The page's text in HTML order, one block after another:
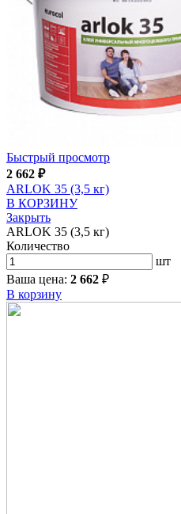
Быстрый просмотр
2 662 ₽
ARLOK 35 (3,5 кг)
В КОРЗИНУ
Закрыть
ARLOK 35 (3,5 кг)
Количество
шт
Ваша цена: 2 662 ₽
В корзину